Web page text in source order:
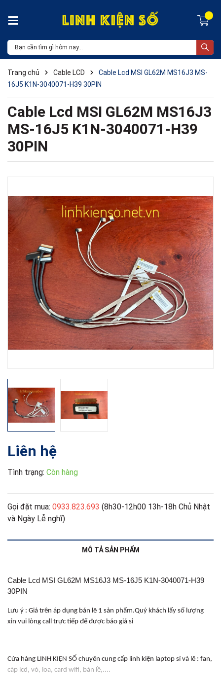
Trang chủ Cable LCD
Cable Lcd MSI GL62M MS16J3 MS-
16J5 K1N-3040071-H39 30PIN
Cable Lcd MSI GL62M MS16J3
MS-16J5 K1N-3040071-H39
30PIN
Liên hệ
Tình trạng: Còn hàng
Gọi đặt mua: 0933.823.693 (8h30-12h00 13h-18h Chủ Nhật
và Ngày Lễ nghĩ)
MÔ TẢ SẢN PHẨM
Cable Lcd MSI GL62M MS16J3 MS-16J5 K1N-3040071-H39
30PIN
Lưu ý : Giá trên áp dụng bán lẽ 1 sản phẩm.Quý khách lấy số lượng
xin vui lòng call trực tiếp để được báo giá sỉ
Cửa hàng LINH KIỆN SỐ chuyên cung cấp linh kiện laptop sỉ và lẽ : fan,
cáp lcd, vỏ, loa, card wifi, bản lề,....